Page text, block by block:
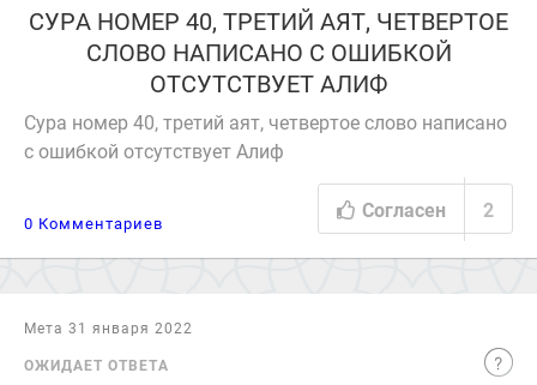
СУРА НОМЕР 40, ТРЕТИЙ АЯТ, ЧЕТВЕРТОЕ
СЛОВО НАПИСАНО С ОШИБКОЙ
ОТСУТСТВУЕТ АЛИФ
Сура номер 40, третий аят, четвертое слово написано
с ошибкой отсутствует Алиф
0 Комментариев
Согласен 2
Мета 31 января 2022
ОЖИДАЕТ ОТВЕТА